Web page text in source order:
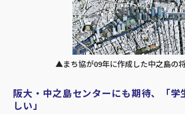
▲まち協が09年に作成した中之島の
阪大・中之島センターにも期待、「学
しい」